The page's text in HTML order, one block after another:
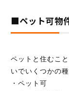
■ペット可物
ペットと住むこ
いでいくつかの
・ペット可